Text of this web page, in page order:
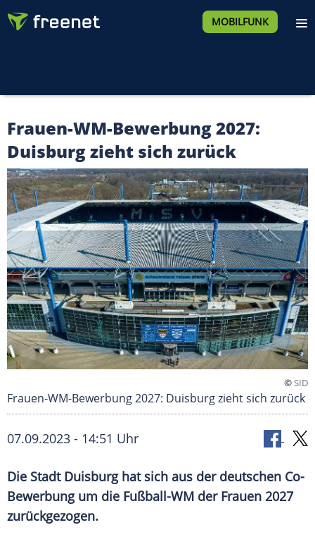
MOBILFUNK
Frauen-WM-Bewerbung 2027:
Duisburg zieht sich zurück
©SID
Frauen-WM-Bewerbung 2027: Duisburg zieht sich zurück
07.09.2023 - 14:51 Uhr
Die Stadt Duisburg hat sich aus der deutschen Co-
Bewerbung um die Fußball-WM der Frauen 2027
zurückgezogen.